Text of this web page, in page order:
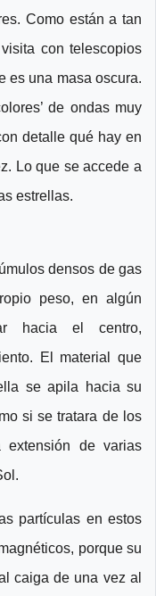
Como están a tan
con telescopios
es una masa oscura.
de ondas muy
detalle qué hay en
Lo que se accede a
estrellas.
densos de gas
peso, en algún
hacia el centro,
El material que
se apila hacia su
si se tratara de los
de varias
partículas en estos
porque su
caiga de una vez al